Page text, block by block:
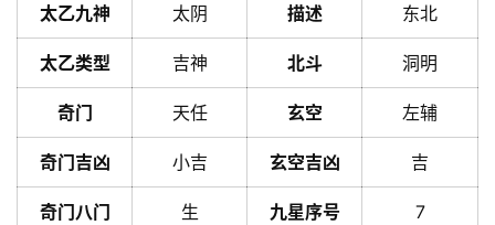
太乙九神 太阴 描述 东北
太乙类型 吉神 北斗 洞明
奇门 天任 玄空 左辅
奇门吉凶 小吉 玄空吉凶 吉
奇门八门 生 九星序号 7